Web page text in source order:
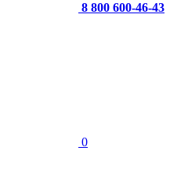
8 800 600-46-43
0